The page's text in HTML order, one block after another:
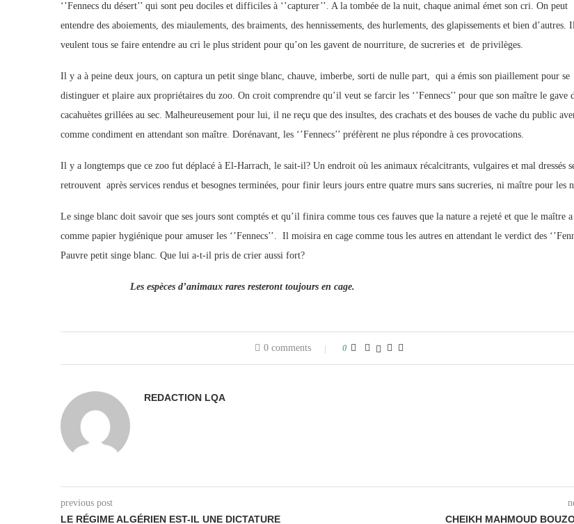
‘’Fennecs du désert’’ qui sont peu dociles et difficiles à ‘’capturer’’. A la tombée de la nuit, chaque animal émet son cri. On peut
entendre des aboiements, des miaulements, des braiments, des hennissements, des hurlements, des glapissements et bien d’autres.
veulent tous se faire entendre au cri le plus strident pour qu’on les gavent de nourriture, de sucreries et de privilèges.
Il y a à peine deux jours, on captura un petit singe blanc, chauve, imberbe, sorti de nulle part, qui a émis son piaillement pour se
distinguer et plaire aux propriétaires du zoo. On croit comprendre qu’il veut se farcir les ‘’Fennecs’’ pour que son maître le gave
cacahuètes grillées au sec. Malheureusement pour lui, il ne reçu que des insultes, des crachats et des bouses de vache du public
comme condiment en attendant son maître. Dorénavant, les ‘’Fennecs’’ préfèrent ne plus répondre à ces provocations.
Il y a longtemps que ce zoo fut déplacé à El-Harrach, le sait-il? Un endroit où les animaux récalcitrants, vulgaires et mal dressés
retrouvent après services rendus et besognes terminées, pour finir leurs jours entre quatre murs sans sucreries, ni maître pour les
Le singe blanc doit savoir que ses jours sont comptés et qu’il finira comme tous ces fauves que la nature a rejeté et que le maître
comme papier hygiénique pour amuser les ‘’Fennecs’’. Il moisira en cage comme tous les autres en attendant le verdict des
Pauvre petit singe blanc. Que lui a-t-il pris de crier aussi fort?
Les espèces d’animaux rares resteront toujours en cage.
0 comments 0
REDACTION LQA
previous post
LE RÉGIME ALGÉRIEN EST-IL UNE DICTATURE
CHEIKH MAHMOUD